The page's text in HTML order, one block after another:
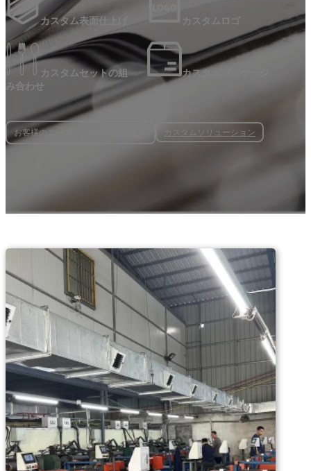
カスタム表面仕上げ カスタムロゴ
カスタムセットの組
み合わせ
カスタムパッケージ
お客様のニーズをお聞かせください カスタムソリューション